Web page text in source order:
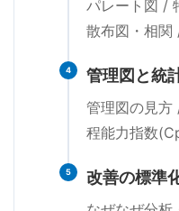
パレート図 /
散布図・相関
4 管理図と統
管理図の見方
程能力指数
5 改善の標準